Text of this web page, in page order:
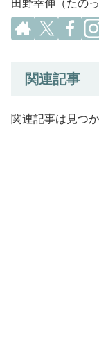
田野幸伸（たの
関連記事
関連記事は見つ